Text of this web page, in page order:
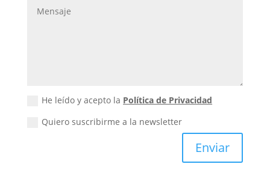
He leído y acepto la Política de Privacidad
Quiero suscribirme a la newsletter
Enviar